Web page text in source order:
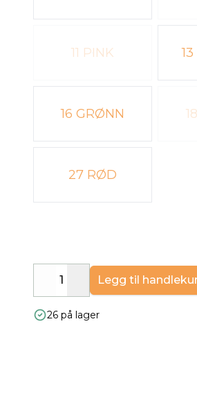
11 PINK
16 GRØNN
27 RØD
DecreaseIncrease
Legg til
26 på lager